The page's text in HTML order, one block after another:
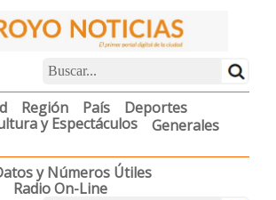
Región País
Deportes
y Espectáculos
Generales
y Números Útiles
Radio On-Line